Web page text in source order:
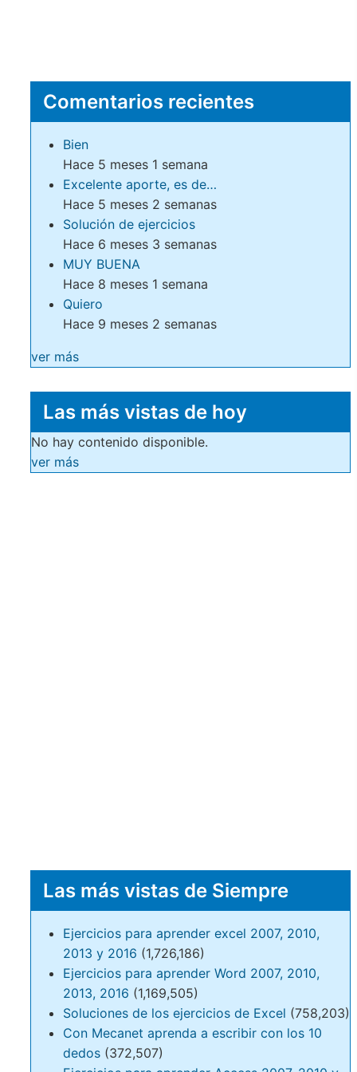
Comentarios recientes
Bien
Hace 5 meses 1 semana
Excelente aporte, es de…
Hace 5 meses 2 semanas
Solución de ejercicios
Hace 6 meses 3 semanas
MUY BUENA
Hace 8 meses 1 semana
Quiero
Hace 9 meses 2 semanas
ver más
Las más vistas de hoy
No hay contenido disponible.
ver más
Las más vistas de Siempre
Ejercicios para aprender excel 2007, 2010,
2013 y 2016 (1,726,186)
Ejercicios para aprender Word 2007, 2010,
2013, 2016 (1,169,505)
Soluciones de los ejercicios de Excel (758,203)
Con Mecanet aprenda a escribir con los 10
dedos (372,507)